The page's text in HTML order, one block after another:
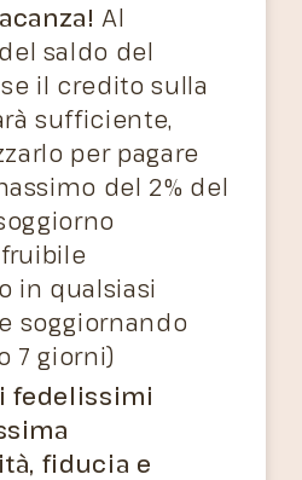
Al
saldo del
il credito sulla
sufficiente,
per pagare
del 2% del
in qualsiasi
soggiornando
7 giorni)
fedelissimi
fiducia e